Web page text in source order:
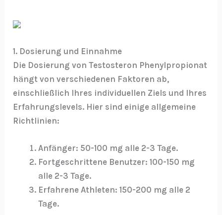
1. Dosierung und Einnahme
Die Dosierung von Testosteron Phenylpropionat
hängt von verschiedenen Faktoren ab,
einschließlich Ihres individuellen Ziels und Ihres
Erfahrungslevels. Hier sind einige allgemeine
Richtlinien:
Anfänger: 50-100 mg alle 2-3 Tage.
Fortgeschrittene Benutzer: 100-150 mg
alle 2-3 Tage.
Erfahrene Athleten: 150-200 mg alle 2
Tage.